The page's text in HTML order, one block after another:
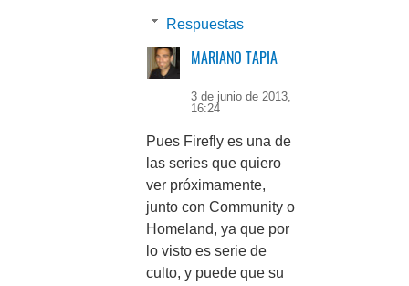
Respuestas
MARIANO TAPIA
3 de junio de 2013,
16:24
Pues Firefly es una de
las series que quiero
ver próximamente,
junto con Community o
Homeland, ya que por
lo visto es serie de
culto, y puede que su